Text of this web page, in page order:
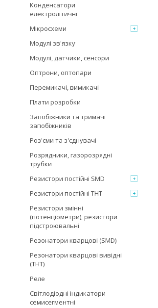
Конденсатори
електролітичні
Мікросхеми
Модулі зв'язку
Модулі, датчики, сенсори
Оптрони, оптопари
Перемикачі, вимикачі
Плати розробки
Запобіжники та тримачі
запобіжників
Роз'єми та з'єднувачі
Розрядники, газорозрядні
трубки
Резистори постійні SMD
Резистори постійні THT
Резистори змінні
(потенціометри), резистори
підстроювальні
Резонатори кварцові (SMD)
Резонатори кварцові вивідні
(THT)
Реле
Світлодіодні індикатори
семисегментні